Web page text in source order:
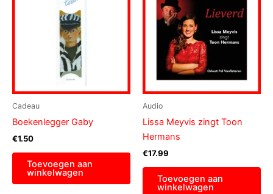
Cadeau
Boekenlegger Gaby
€1.50
Toevoegen aan
winkelwagen
Audio
Lissa Meyvis zingt Toon
Hermans
€17.99
Toevoegen aan
winkelwagen